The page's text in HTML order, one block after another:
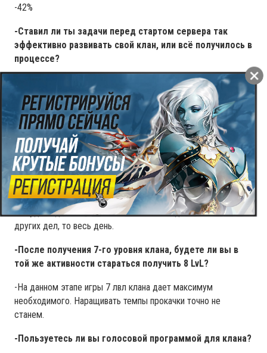
-42%
-Ставил ли ты задачи перед стартом сервера так
эффективно развивать свой клан, или всё получилось в
процессе?
-Изначально я не планировал создавать на Азур свой клан,
но как показала практика предыдущих серверов, зачастую
большинство пве кланов быстро фейлятся и начинается
беготня в поисках нового клана с хорошим коллективом. А
т.к. я уделяю игре много времени и не люблю
останавливаться на достигнутом, то было принято решение
развивать свой клан.
-Сколько времени в сутки ты уделяешь игре?
-В будние дни около шести часов, в выходные, если нет
других дел, то весь день.
-После получения 7-го уровня клана, будете ли вы в
той же активности стараться получить 8 LvL?
-На данном этапе игры 7 лвл клана дает максимум
необходимого. Наращивать темпы прокачки точно не
станем.
-Пользуетесь ли вы голосовой программой для клана?